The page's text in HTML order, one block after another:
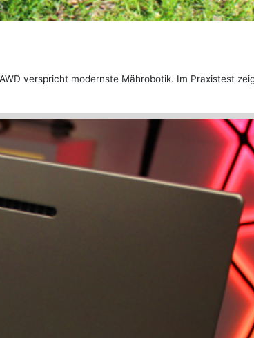
verspricht modernste Mährobotik. Im Praxistest